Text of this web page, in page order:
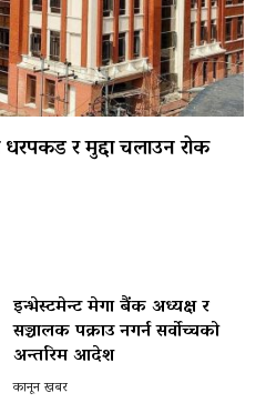
धरपकड र मुद्दा चलाउन रोक
इन्भेस्टमेन्ट मेगा बैंक अध्यक्ष र
सञ्चालक पक्राउ नगर्न सर्वोच्चको
अन्तरिम आदेश
कानून खबर